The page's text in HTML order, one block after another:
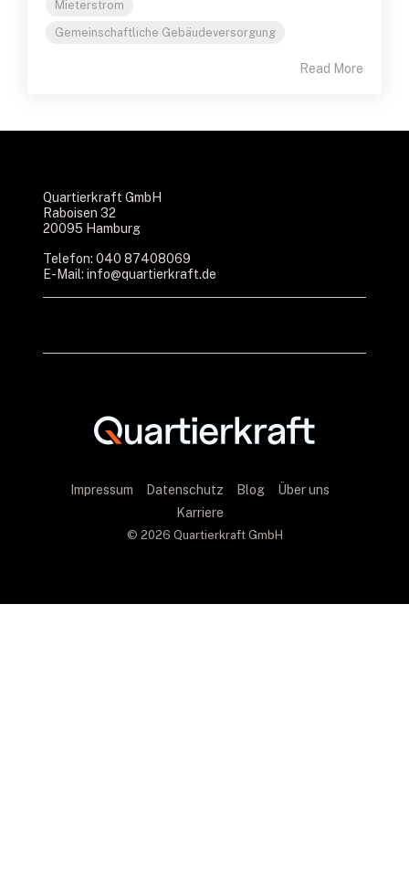
Mieterstrom
Gemeinschaftliche Gebäudeversorgung
Read More
Quartierkraft GmbH
Raboisen 32
20095 Hamburg
Telefon: 040 87408069
E-Mail: info@quartierkraft.de
Impressum Datenschutz Blog
Über uns
Karriere
© 2026 Quartierkraft GmbH